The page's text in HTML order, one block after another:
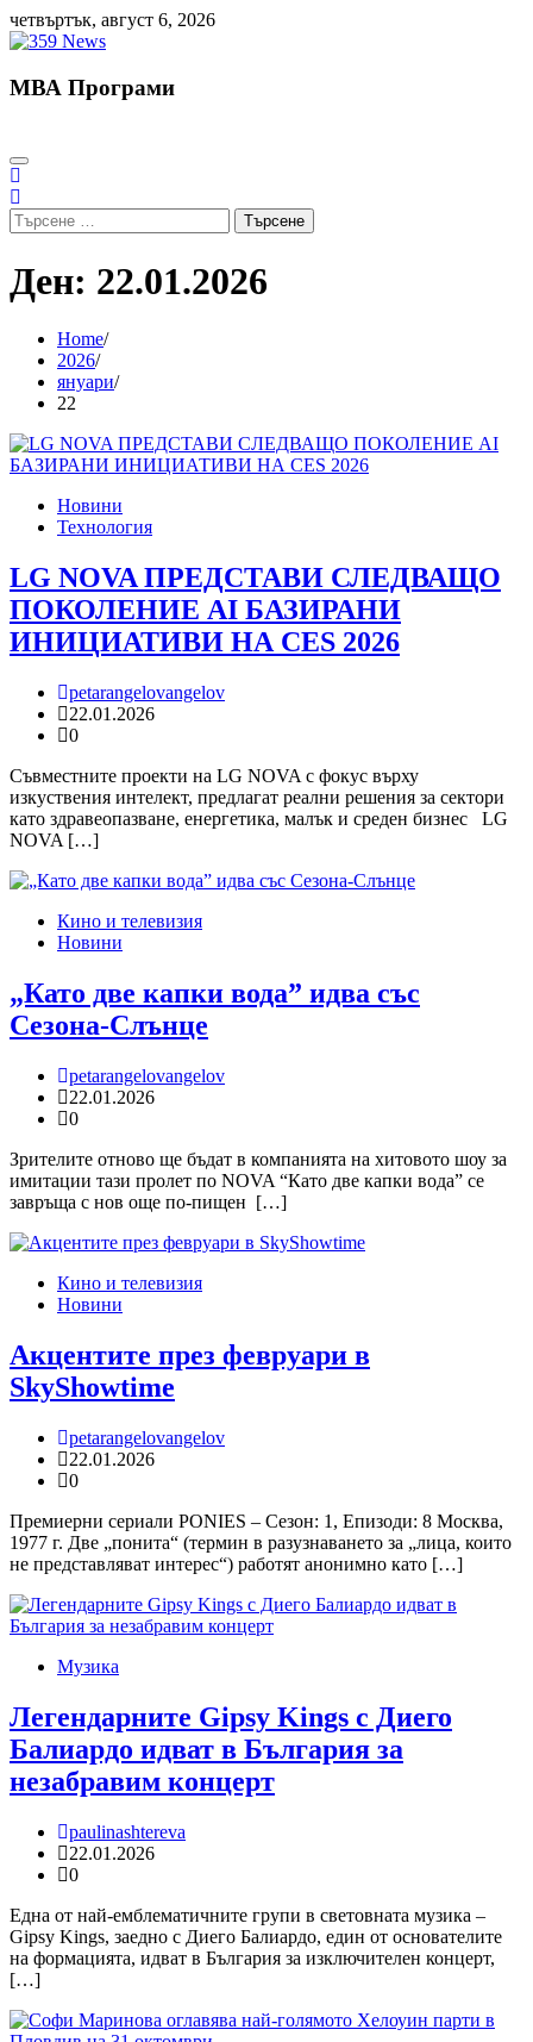
Skip
to
четвъртък, август 6, 2026
МВА Програми
Търсене
за:
Ден: 22.01.2026
Home
2026
януари
22
Новини
Технология
LG NOVA ПРЕДСТАВИ СЛЕДВАЩО
ПОКОЛЕНИЕ AI БАЗИРАНИ
ИНИЦИАТИВИ НА CES 2026
petarangelovangelov
22.01.2026
0
Съвместните проекти на LG NOVA с фокус върху
изкуствения интелект, предлагат реални решения за сектори
като здравеопазване, енергетика, малък и среден бизнес LG
NOVA […]
Кино и телевизия
Новини
„Като две капки вода” идва със
Сезона-Слънце
petarangelovangelov
22.01.2026
0
Зрителите отново ще бъдат в компанията на хитовото шоу за
имитации тази пролет по NOVA “Като две капки вода” се
завръща с нов още по-пищен […]
Кино и телевизия
Новини
Акцентите през февруари в
SkyShowtime
petarangelovangelov
22.01.2026
0
Премиерни сериали PONIES – Сезон: 1, Епизоди: 8 Москва,
1977 г. Две „понита“ (термин в разузнаването за „лица, които
не представляват интерес“) работят анонимно като […]
Музика
Легендарните Gipsy Kings с Диего
Балиардо идват в България за
незабравим концерт
paulinashtereva
22.01.2026
0
Една от най-емблематичните групи в световната музика –
Gipsy Kings, заедно с Диего Балиардо, един от основателите
на формацията, идват в България за изключителен концерт,
[…]